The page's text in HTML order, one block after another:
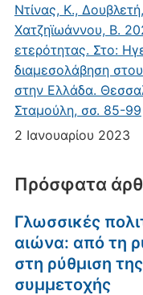
Ντίνας, Κ.,
Χατζηϊωάννου, Β.
ετερότητας. Στο:
διαμεσολάβηση
στην Ελλάδα.
Σταμούλη, σσ. 85-99
2 Ιανουαρίου 2023
Πρόσφατα
Γλωσσικές
αιώνα: από τη
στη ρύθμιση
συμμετοχής